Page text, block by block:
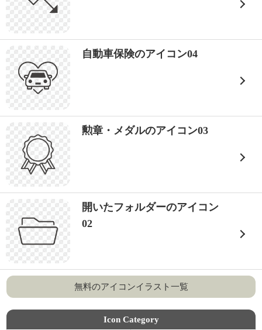
自動車保険のアイコン04
勲章・メダルのアイコン03
開いたフォルダーのアイコン
02
無料のアイコンイラスト一覧
Icon Category